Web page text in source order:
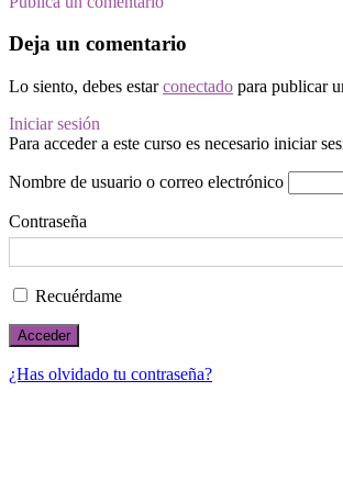
Deja un comentario
Lo siento, debes estarconectado para publicar
Iniciar sesión
Para acceder a este curso es necesario iniciar
Nombre de usuario o correo electrónico
Contraseña
Recuérdame
¿Has olvidado tu contraseña?